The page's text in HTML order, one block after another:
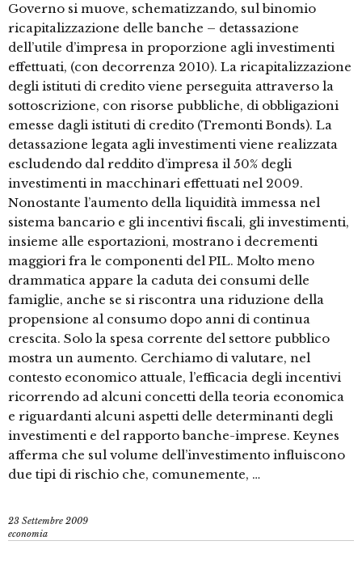
Governo si muove, schematizzando, sul binomio
ricapitalizzazione delle banche – detassazione
dell’utile d’impresa in proporzione agli investimenti
effettuati, (con decorrenza 2010). La ricapitalizzazione
degli istituti di credito viene perseguita attraverso la
sottoscrizione, con risorse pubbliche, di obbligazioni
emesse dagli istituti di credito (Tremonti Bonds). La
detassazione legata agli investimenti viene realizzata
escludendo dal reddito d’impresa il 50% degli
investimenti in macchinari effettuati nel 2009.
Nonostante l’aumento della liquidità immessa nel
sistema bancario e gli incentivi fiscali, gli investimenti,
insieme alle esportazioni, mostrano i decrementi
maggiori fra le componenti del PIL. Molto meno
drammatica appare la caduta dei consumi delle
famiglie, anche se si riscontra una riduzione della
propensione al consumo dopo anni di continua
crescita. Solo la spesa corrente del settore pubblico
mostra un aumento. Cerchiamo di valutare, nel
contesto economico attuale, l’efficacia degli incentivi
ricorrendo ad alcuni concetti della teoria economica
e riguardanti alcuni aspetti delle determinanti degli
investimenti e del rapporto banche-imprese. Keynes
afferma che sul volume dell’investimento influiscono
due tipi di rischio che, comunemente, …
23 Settembre 2009
economia